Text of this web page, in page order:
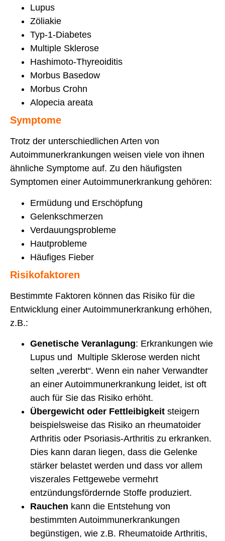
Lupus
Zöliakie
Typ-1-Diabetes
Multiple Sklerose
Hashimoto-Thyreoiditis
Morbus Basedow
Morbus Crohn
Alopecia areata
Symptome
Trotz der unterschiedlichen Arten von
Autoimmunerkrankungen weisen viele von ihnen
ähnliche Symptome auf. Zu den häufigsten
Symptomen einer Autoimmunerkrankung gehören:
Ermüdung und Erschöpfung
Gelenkschmerzen
Verdauungsprobleme
Hautprobleme
Häufiges Fieber
Risikofaktoren
Bestimmte Faktoren können das Risiko für die
Entwicklung einer Autoimmunerkrankung erhöhen,
z.B.:
Genetische Veranlagung: Erkrankungen wie
Lupus und Multiple Sklerose werden nicht
selten „vererbt“. Wenn ein naher Verwandter
an einer Autoimmunerkrankung leidet, ist oft
auch für Sie das Risiko erhöht.
Übergewicht oder Fettleibigkeit steigern
beispielsweise das Risiko an rheumatoider
Arthritis oder Psoriasis-Arthritis zu erkranken.
Dies kann daran liegen, dass die Gelenke
stärker belastet werden und dass vor allem
viszerales Fettgewebe vermehrt
entzündungsfördernde Stoffe produziert.
Rauchen kann die Entstehung von
bestimmten Autoimmunerkrankungen
begünstigen, wie z.B. Rheumatoide Arthritis,